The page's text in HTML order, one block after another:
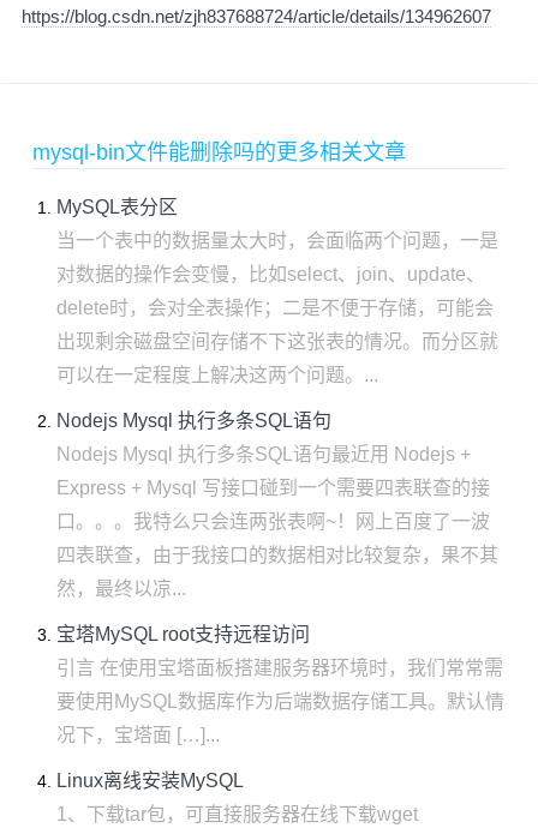
https://blog.csdn.net/zjh837688724/article/details/134962607
mysql-bin文件能删除吗的更多相关文章
MySQL表分区
当一个表中的数据量太大时，会面临两个问题，一是
对数据的操作会变慢，比如select、join、update、
delete时，会对全表操作；二是不便于存储，可能会
出现剩余磁盘空间存储不下这张表的情况。而分区就
可以在一定程度上解决这两个问题。...
Nodejs Mysql 执行多条SQL语句
Nodejs Mysql 执行多条SQL语句最近用 Nodejs +
Express + Mysql 写接口碰到一个需要四表联查的接
口。。。我特么只会连两张表啊~！网上百度了一波
四表联查，由于我接口的数据相对比较复杂，果不其
然，最终以凉...
宝塔MySQL root支持远程访问
引言 在使用宝塔面板搭建服务器环境时，我们常常需
要使用MySQL数据库作为后端数据存储工具。默认情
况下，宝塔面 […]...
Linux离线安装MySQL
1、下载tar包，可直接服务器在线下载wget